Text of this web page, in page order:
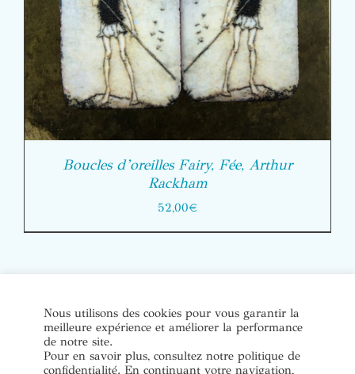
Boucles d’oreilles Fairy, Fée, Arthur
Rackham
52,00€
© Copyright Bijoux de soi 2020-2022. Tous droits réservés. |
Conditions Générales de Vente|Mentions légales et politique
de confidentialité
Nous utilisons des cookies pour vous garantir la
meilleure expérience et améliorer la performance
de notre site.
Pour en savoir plus, consultez notre politique de
confidentialité. En continuant votre navigation,